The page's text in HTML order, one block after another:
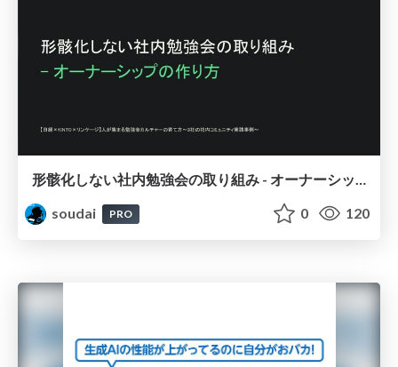
形骸化しない社内勉強会の取り組み - オーナーシップの作り方 / In-house study session
soudai
PRO 0 120